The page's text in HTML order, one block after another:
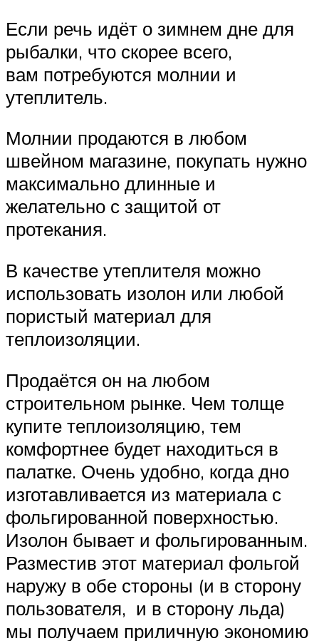
Если речь идёт о зимнем дне для
рыбалки, что скорее всего,
вам потребуются молнии и
утеплитель.
Молнии продаются в любом
швейном магазине, покупать нужно
максимально длинные и
желательно с защитой от
протекания.
В качестве утеплителя можно
использовать изолон или любой
пористый материал для
теплоизоляции.
Продаётся он на любом
строительном рынке. Чем толще
купите теплоизоляцию, тем
комфортнее будет находиться в
палатке. Очень удобно, когда дно
изготавливается из материала с
фольгированной поверхностью.
Изолон бывает и фольгированным.
Разместив этот материал фольгой
наружу в обе стороны (и в сторону
пользователя, и в сторону льда)
мы получаем приличную экономию